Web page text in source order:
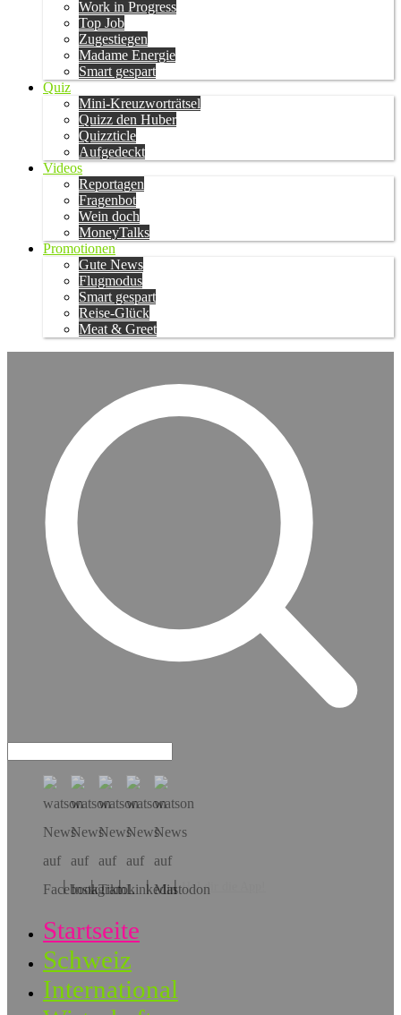
Work in Progress
Top Job
Zugestiegen
Madame Energie
Smart gespart
Quiz
Mini-Kreuzworträtsel
Quizz den Huber
Quizzticle
Aufgedeckt
Videos
Reportagen
Fragenbot
Wein doch
MoneyTalks
Promotionen
Gute News
Flugmodus
Smart gespart
Reise-Glück
Meat & Greet
Hol dir die App!
Startseite
Schweiz
International